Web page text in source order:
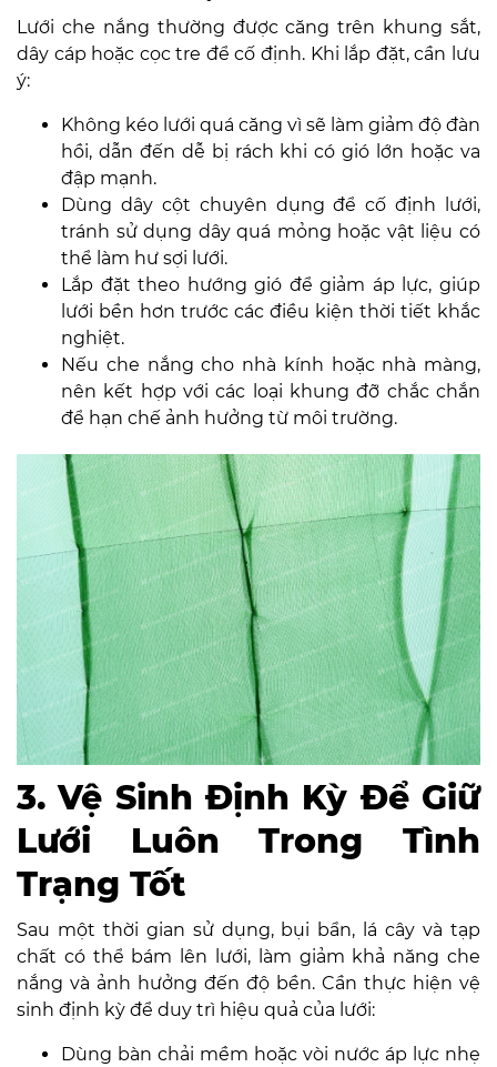
Lưới che nắng thường được căng trên khung sắt,
dây cáp hoặc cọc tre để cố định. Khi lắp đặt, cần lưu
ý:
Không kéo lưới quá căng vì sẽ làm giảm độ đàn
hồi, dẫn đến dễ bị rách khi có gió lớn hoặc va
đập mạnh.
Dùng dây cột chuyên dụng để cố định lưới,
tránh sử dụng dây quá mỏng hoặc vật liệu có
thể làm hư sợi lưới.
Lắp đặt theo hướng gió để giảm áp lực, giúp
lưới bền hơn trước các điều kiện thời tiết khắc
nghiệt.
Nếu che nắng cho nhà kính hoặc nhà màng,
nên kết hợp với các loại khung đỡ chắc chắn
để hạn chế ảnh hưởng từ môi trường.
3. Vệ Sinh Định Kỳ Để Giữ
Lưới Luôn Trong Tình
Trạng Tốt
Sau một thời gian sử dụng, bụi bẩn, lá cây và tạp
chất có thể bám lên lưới, làm giảm khả năng che
nắng và ảnh hưởng đến độ bền. Cần thực hiện vệ
sinh định kỳ để duy trì hiệu quả của lưới:
Dùng bàn chải mềm hoặc vòi nước áp lực nhẹ